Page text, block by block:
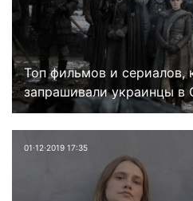
Топ фильмов и сериалов,
запрашивали украинцы в
01⋅12⋅2019 17:35